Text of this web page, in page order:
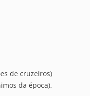
de cruzeiros)
da época).